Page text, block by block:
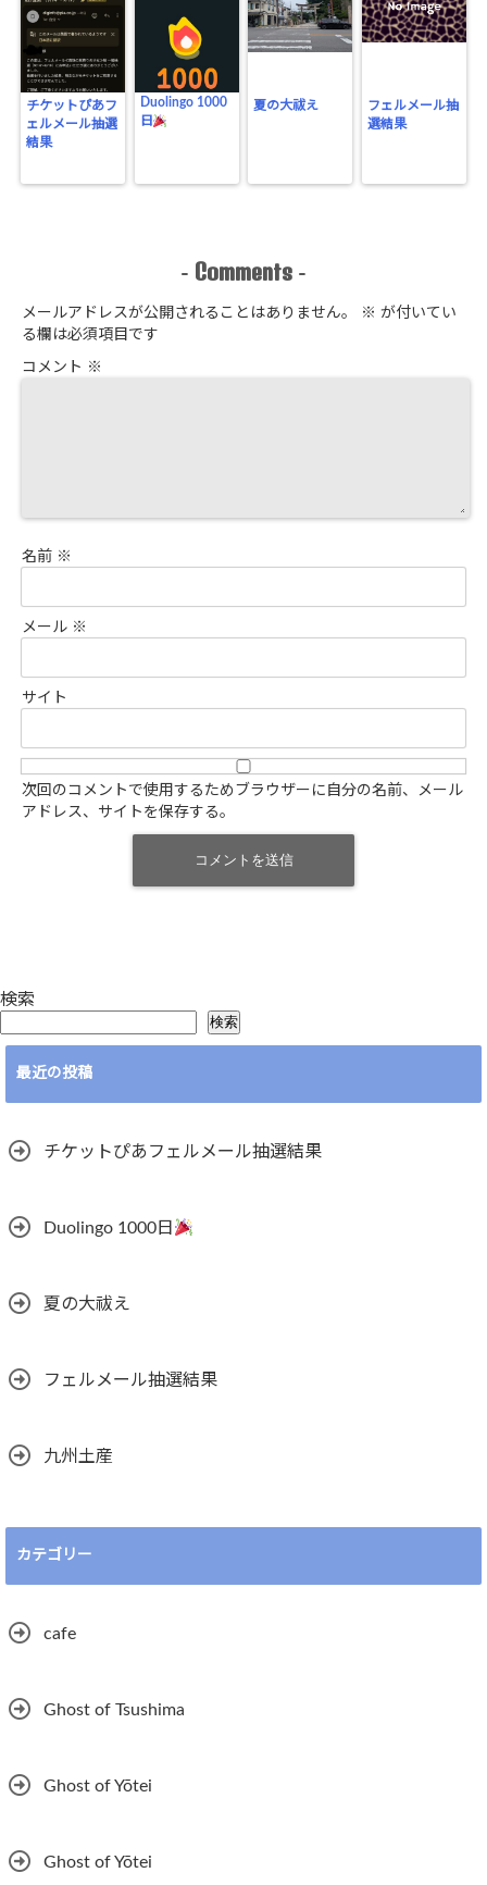
チケットぴあフ
ェルメール抽選
結果
Duolingo 1000
日
夏の大祓え
フェルメール抽
選結果
- Comments -
メールアドレスが公開されることはありません。 ※ が付いてい
る欄は必須項目です
コメント ※
名前 ※
メール ※
サイト
次回のコメントで使用するためブラウザーに自分の名前、メール
アドレス、サイトを保存する。
検索
検索
最近の投稿
チケットぴあフェルメール抽選結果
Duolingo 1000日
夏の大祓え
フェルメール抽選結果
九州土産
カテゴリー
cafe
Ghost of Tsushima
Ghost of Yōtei
Ghost of Yōtei